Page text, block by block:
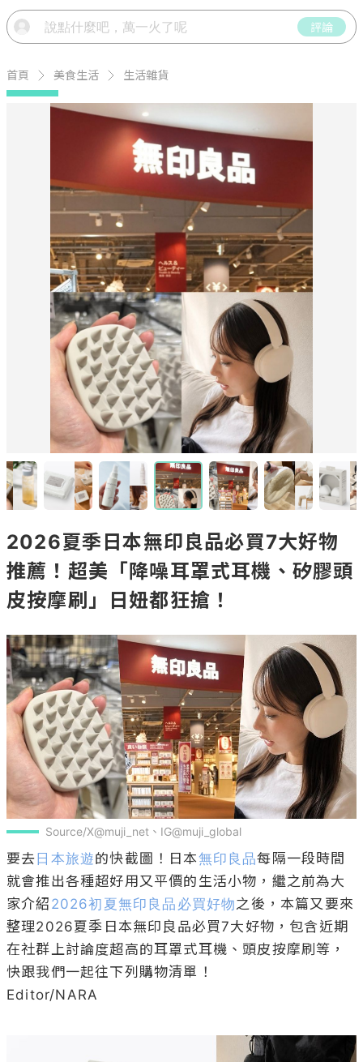
評論
首頁 美食生活 生活雜貨
2026夏季日本無印良品必買7大好物
推薦！超美「降噪耳罩式耳機、矽膠頭
皮按摩刷」日妞都狂搶！
Source/X@muji_net、IG@muji_global
要去日本旅遊的快截圖！日本無印良品每隔一段時間
就會推出各種超好用又平價的生活小物，繼之前為大
家介紹 2026初夏無印良品必買好物之後，本篇又要來
整理2026夏季日本無印良品必買7大好物，包含近期
在社群上討論度超高的耳罩式耳機、頭皮按摩刷等，
快跟我們一起往下列購物清單！
Editor/NARA